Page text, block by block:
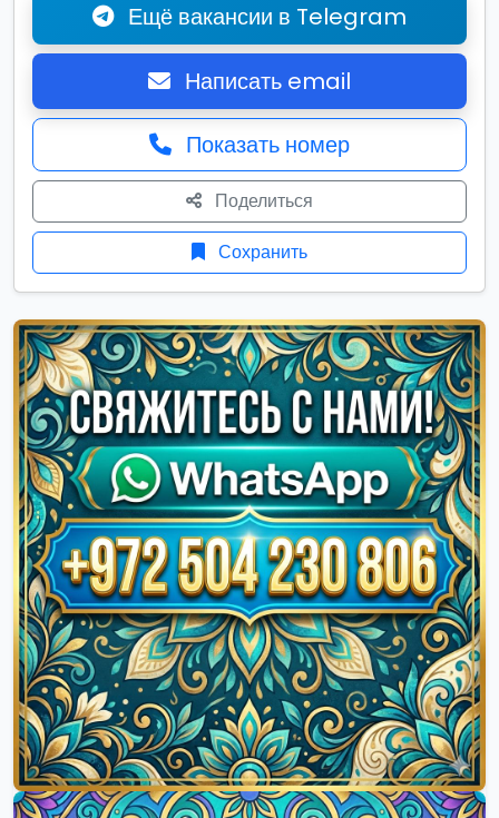
Ещё вакансии в Telegram
Написать email
Показать номер
Поделиться
Сохранить